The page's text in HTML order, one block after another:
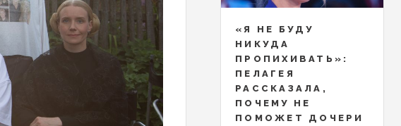
«Я НЕ БУДУ
НИКУДА
ПРОПИХИВАТЬ»:
ПЕЛАГЕЯ
РАССКАЗАЛА,
ПОЧЕМУ НЕ
ПОМОЖЕТ ДОЧЕРИ